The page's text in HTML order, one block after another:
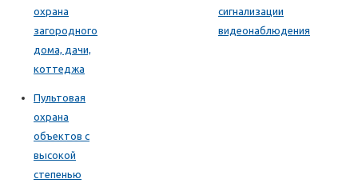
охрана
загородного
дома, дачи,
коттеджа
сигнализации
видеонаблюдения
Пультовая
охрана
объектов с
высокой
степенью